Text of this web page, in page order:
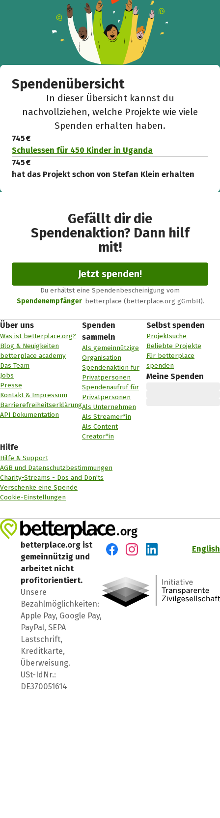
Spendenübersicht
In dieser Übersicht kannst du
nachvollziehen, welche Projekte wie viele
Spenden erhalten haben.
745 €
Schulessen für 450 Kinder in Uganda
745 €
hat das Projekt schon von Stefan Klein erhalten
Gefällt dir die
Spendenaktion? Dann hilf
mit!
Jetzt spenden!
Du erhältst eine Spendenbescheinigung vom
Spendenempfänger betterplace (betterplace.org gGmbH).
Über uns
Was ist betterplace.org?
Blog & Neuigkeiten
betterplace academy
Das Team
Jobs
Presse
Kontakt & Impressum
Barrierefreiheitserklärung
API Dokumentation
Spenden
sammeln
Als gemeinnützige
Organisation
Spendenaktion für
Privatpersonen
Spendenaufruf für
Privatpersonen
Als Unternehmen
Als Streamer*in
Als Content
Creator*in
Selbst spenden
Projektsuche
Beliebte Projekte
Für betterplace
spenden
Meine Spenden
Hilfe
Hilfe & Support
AGB und Datenschutzbestimmungen
Charity-Streams - Dos and Don'ts
Verschenke eine Spende
Cookie-Einstellungen
betterplace.org ist
gemeinnützig und
arbeitet nicht
profitorientiert.
Unsere
Bezahlmöglichkeiten:
Apple Pay, Google Pay,
PayPal, SEPA
Lastschrift,
Kreditkarte,
Überweisung.
USt-IdNr.:
DE370051614
English